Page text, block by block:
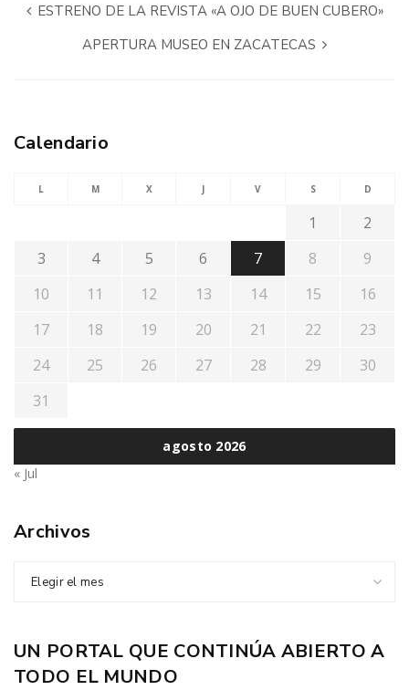
ESTRENO DE LA REVISTA «A OJO DE BUEN CUBERO»
APERTURA MUSEO EN ZACATECAS
Calendario
agosto 2026
L M X J V S D
1
2
3
4 5 6 7 8
9
10
11 12 13 14 15
16
17
18 19 20 21 22
23
24
25 26 27 28 29
30
31
« Jul
Archivos
Elegir el mes
UN PORTAL QUE CONTINÚA ABIERTO A
TODO EL MUNDO